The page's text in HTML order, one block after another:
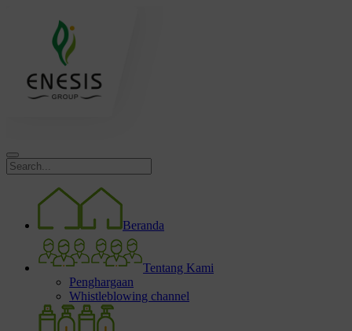
Beranda
Tentang Kami
Penghargaan
Whistleblowing channel